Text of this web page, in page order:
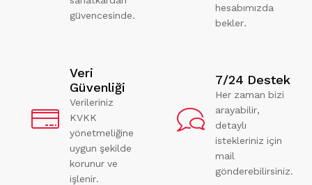
güvencesinde.
hesabımızda
bekler.
Veri
Güvenliği
Verileriniz
KVKK
yönetmeliğine
uygun şekilde
korunur ve
işlenir.
7/24 Destek
Her zaman bizi
arayabilir,
detaylı
istekleriniz için
mail
gönderebilirsiniz.